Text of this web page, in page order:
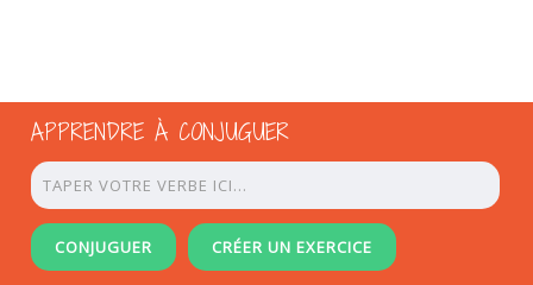
APPRENDRE À CONJUGUER
CONJUGUER CRÉER UN EXERCICE